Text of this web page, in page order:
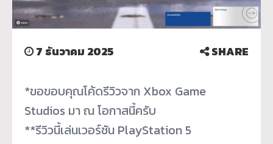
7 ธันวาคม 2025 SHARE
*ขอขอบคุณโค้ดรีวิวจาก Xbox Game
Studios มา ณ โอกาสนี้ครับ
**รีวิวนี้เล่นเวอร์ชัน PlayStation 5